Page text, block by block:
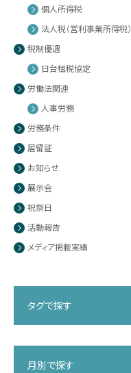
個人所得税
法人税（営利事業所得税）
税制優遇
日台租税協定
労働法関連
人事労務
労務条件
居留証
お知らせ
展示会
祝祭日
活動報告
メディア掲載実績
タグで探す
月別で探す